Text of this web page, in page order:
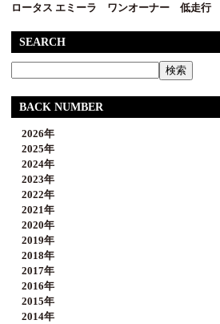
ロータス エミーラ ワンオーナー 低走行
SEARCH
BACK NUMBER
2026年
2025年
2024年
2023年
2022年
2021年
2020年
2019年
2018年
2017年
2016年
2015年
2014年